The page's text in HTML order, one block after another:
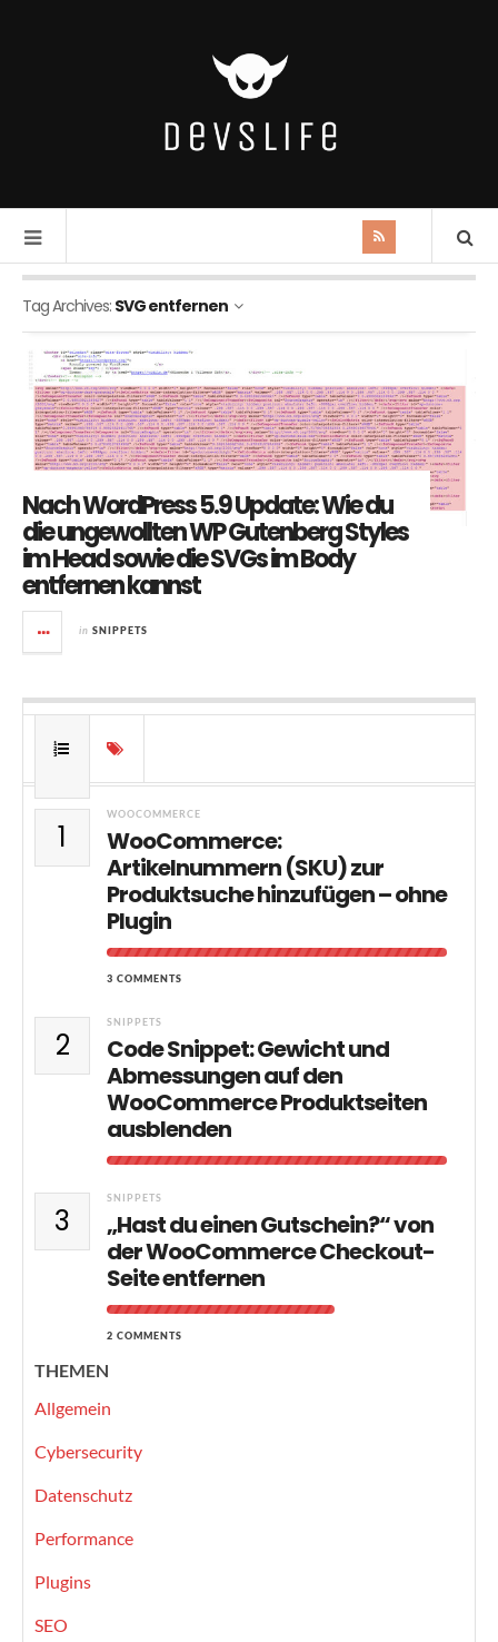
Tag Archives: SVG entfernen
Nach WordPress 5.9 Update: Wie du
die ungewollten WP Gutenberg Styles
im Head sowie die SVGs im Body
entfernen kannst
in SNIPPETS
1
WOOCOMMERCE
WooCommerce:
Artikelnummern (SKU) zur
Produktsuche hinzufügen – ohne
Plugin
3 COMMENTS
2
SNIPPETS
Code Snippet: Gewicht und
Abmessungen auf den
WooCommerce Produktseiten
ausblenden
3
SNIPPETS
„Hast du einen Gutschein?“ von
der WooCommerce Checkout-
Seite entfernen
2 COMMENTS
THEMEN
Allgemein
Cybersecurity
Datenschutz
Performance
Plugins
SEO